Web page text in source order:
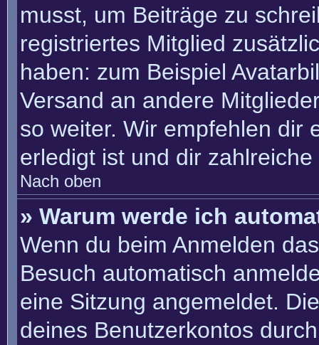
musst, um Beiträge zu
registriertes Mitglied
haben: zum Beispiel
Versand an andere
so weiter. Wir empfehlen dir
erledigt ist und dir
Nach oben
» Warum werde ich
Wenn du beim Anmelden
Besuch automatisch
eine Sitzung angemeldet.
deines Benutzerkontos